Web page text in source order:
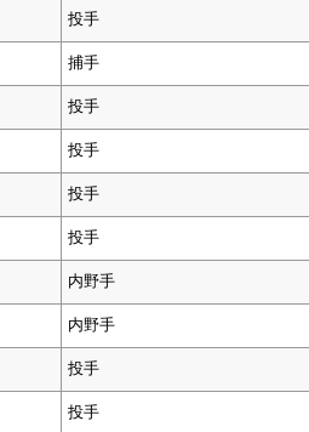
投手
捕手
投手
投手
投手
投手
内野手
内野手
投手
投手